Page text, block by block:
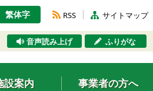
繁体字 RSS サイトマップ
音声読み上げ ふりがな
設案内 事業者の方へ